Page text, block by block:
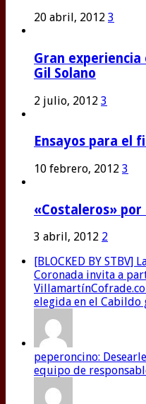
20 abril, 2012 3
Gran experiencia
Gil Solano
2 julio, 2012 3
Ensayos para el
10 febrero, 2012 3
«Costaleros» por
3 abril, 2012 2
[BLOCKED BY STBV]
Coronada invita a
elegida en el Cabildo
peperoncino:
equipo de